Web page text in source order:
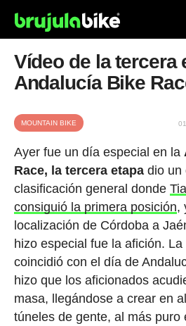
Vídeo de la tercera
Andalucía Bike
MOUNTAIN BIKE
Ayer fue un día especial en la
Race, la tercera etapadio un
clasificación general donde
consiguió la primera posición,
localización de Córdoba a
hizo especial fue la afición.
coincidió con el día de
hizo que los aficionados
masa, llegándose a crear en
túneles de gente, al más puro